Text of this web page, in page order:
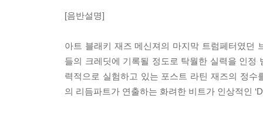
[음반설명]
아트 블래키 재즈 메신져의 마지막 트럼페터였던
들의 크레딧에 기록될 정도로 탁월한 실력을 인정
력적으로 실험하고 있는 포스트 라틴 재즈의 정
의 리듬파트가 연출하는 화려한 비트가 인상적인